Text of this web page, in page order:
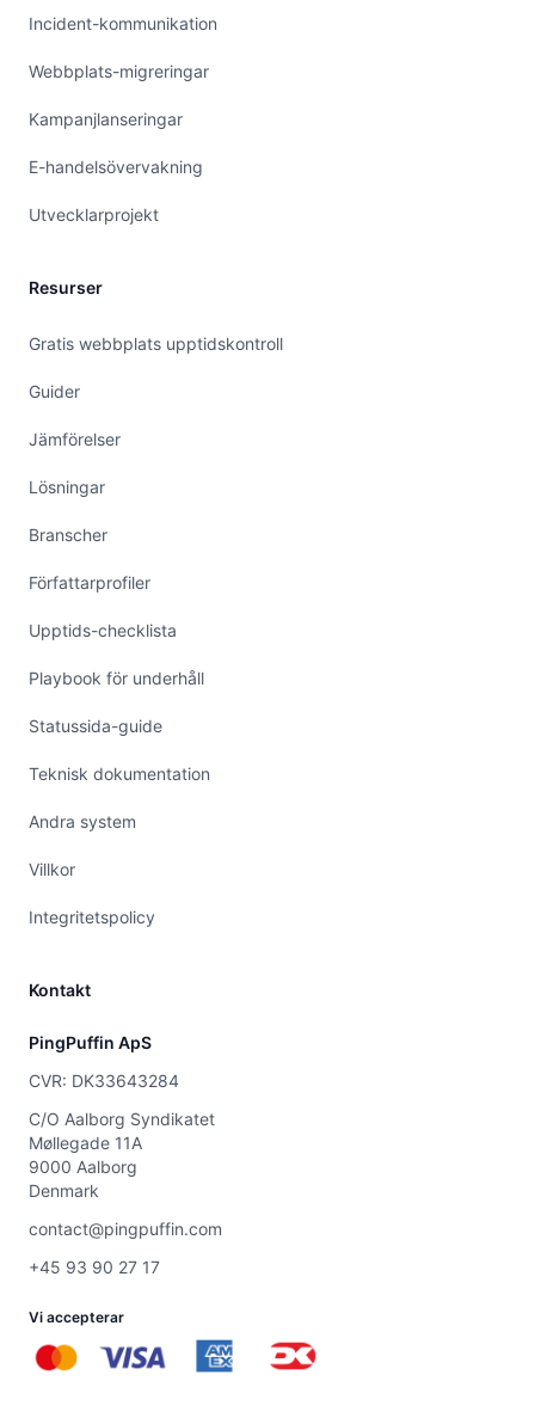
Incident-kommunikation
Webbplats-migreringar
Kampanjlanseringar
E-handelsövervakning
Utvecklarprojekt
Resurser
Gratis webbplats upptidskontroll
Guider
Jämförelser
Lösningar
Branscher
Författarprofiler
Upptids-checklista
Playbook för underhåll
Statussida-guide
Teknisk dokumentation
Andra system
Villkor
Integritetspolicy
Kontakt
PingPuffin ApS
CVR: DK33643284
C/O Aalborg Syndikatet
Møllegade 11A
9000 Aalborg
Denmark
contact@pingpuffin.com
+45 93 90 27 17
Vi accepterar